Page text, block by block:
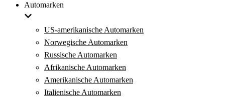
Automarken
US-amerikanische Automarken
Norwegische Automarken
Russische Automarken
Afrikanische Automarken
Amerikanische Automarken
Italienische Automarken